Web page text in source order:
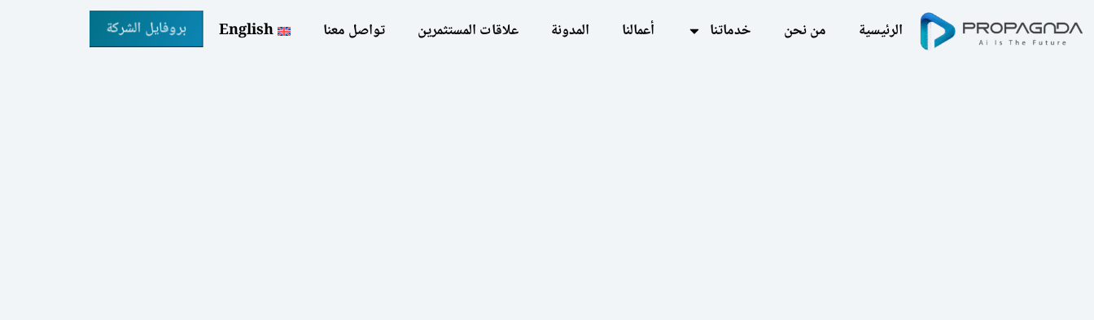
الرئيسية من نحن خدماتنا أعمالنا المدونة علاقات المستثمرين تواصل معنا English بروفايل الشركة